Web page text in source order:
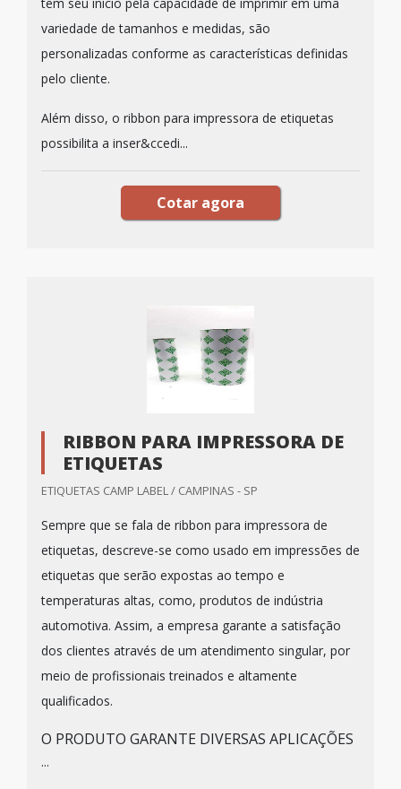
variedade de tamanhos e medidas, são
personalizadas conforme as características definidas
pelo cliente.
Além disso, o ribbon para impressora de etiquetas
possibilita a inser&ccedi...
Cotar agora
RIBBON PARA IMPRESSORA DE
ETIQUETAS
ETIQUETAS CAMP LABEL / CAMPINAS - SP
Sempre que se fala de ribbon para impressora de
etiquetas, descreve-se como usado em impressões de
etiquetas que serão expostas ao tempo e
temperaturas altas, como, produtos de indústria
automotiva. Assim, a empresa garante a satisfação
dos clientes através de um atendimento singular, por
meio de profissionais treinados e altamente
qualificados.
O PRODUTO GARANTE DIVERSAS APLICAÇÕES
...